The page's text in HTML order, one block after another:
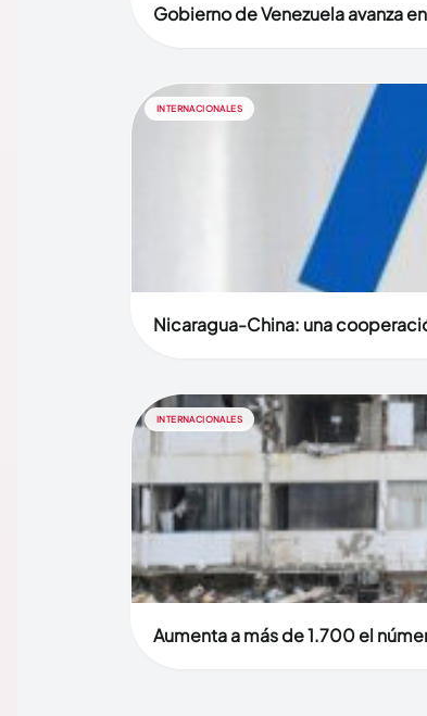
Gobierno de Venezuela avanza
INTERNACIONALES
Nicaragua-China: una
INTERNACIONALES
Aumenta a más de 1.700 el